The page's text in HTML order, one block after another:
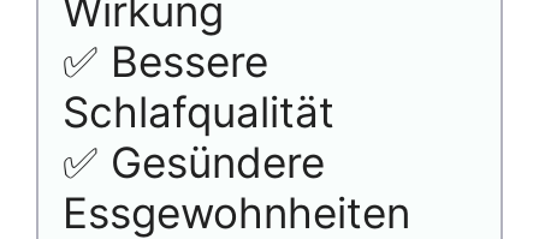
Wirkung
✅ Bessere
Schlafqualität
✅ Gesündere
Essgewohnheiten